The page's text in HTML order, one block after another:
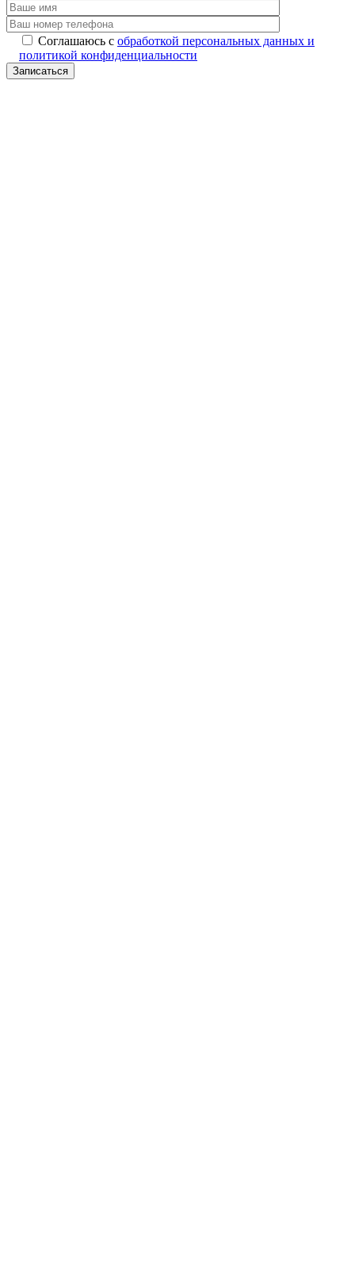
Соглашаюсь с обработкой персональных данных и
политикой конфиденциальности
Записаться